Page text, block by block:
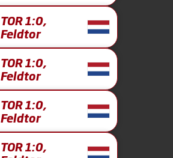
TOR 1:0,
Feldtor
TOR 1:0,
Feldtor
TOR 1:0,
Feldtor
TOR 1:0,